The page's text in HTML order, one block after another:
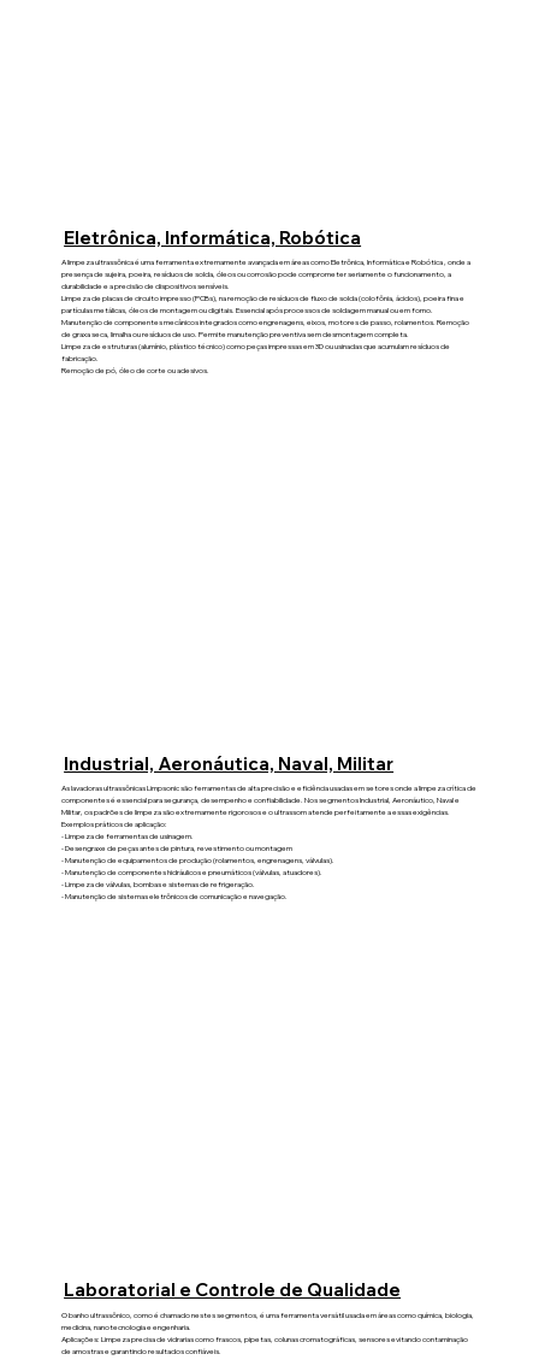
Eletrônica, Informática, Robótica
A limpeza ultrassônica é uma ferramenta extremamente avançada em áreas como Eletrônica, Informática e Robótica , onde a
presença de sujeira, poeira, resíduos de solda, óleos ou corrosão pode comprometer seriamente o funcionamento, a
durabilidade e a precisão de dispositivos sensíveis.
Limpeza de placas de circuito impresso (PCBs), na remoção de resíduos de fluxo de solda (colofônia, ácidos), poeira fina e
partículas metálicas, óleos de montagem ou digitais.​ Essencial após processos de soldagem manual ou em forno.​
Manutenção de componentes mecânicos integrados como engrenagens, eixos, motores de passo, rolamentos. Remoção
de graxa seca, limalha ou resíduos de uso.​​​ Permite manutenção preventiva sem desmontagem completa.
Limpeza de estruturas (alumínio, plástico técnico) como peças impressas em 3D ou usinadas que acumulam resíduos de
fabricação.
Remoção de pó, óleo de corte ou adesivos.
Industrial, Aeronáutica, Naval, Militar
As lavadoras ultrassônicas Limpsonic são ferramentas de alta precisão e eficiência usadas em setores onde a limpeza crítica de
componentes é essencial para segurança, desempenho e confiabilidade. Nos segmentos Industrial, Aeronáutico, Naval e
Militar, os padrões de limpeza são extremamente rigorosos e o ultrassom atende perfeitamente a essas exigências.
Exemplos práticos de aplicação:
- Limpeza de ferramentas de usinagem.
- Desengraxe de peças antes de pintura, revestimento ou montagem
- Manutenção de equipamentos de produção (rolamentos, engrenagens, válvulas).
- Manutenção de componentes hidráulicos e pneumáticos (válvulas, atuadores).
- Limpeza de válvulas, bombas e sistemas de refrigeração.
- Manutenção de sistemas eletrônicos de comunicação e navegação.
Laboratorial e Controle de Qualidade
O banho ultrassônico, como é chamado nestes segmentos, é uma ferramenta versátil usada em áreas como química, biologia,
medicina, nanotecnologia e engenharia.
Aplicações: Limpeza precisa de vidrarias como frascos, pipetas, colunas cromatográficas, sensores evitando contaminação
de amostras e garantindo resultados confiáveis.